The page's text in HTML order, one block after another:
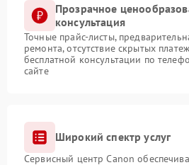
Прозрачное
консультация
Точные прайс-листы,
ремонта, отсутствие скрытых
бесплатной консультации по
сайте
Широкий спектр услуг
Сервисный центр Canon